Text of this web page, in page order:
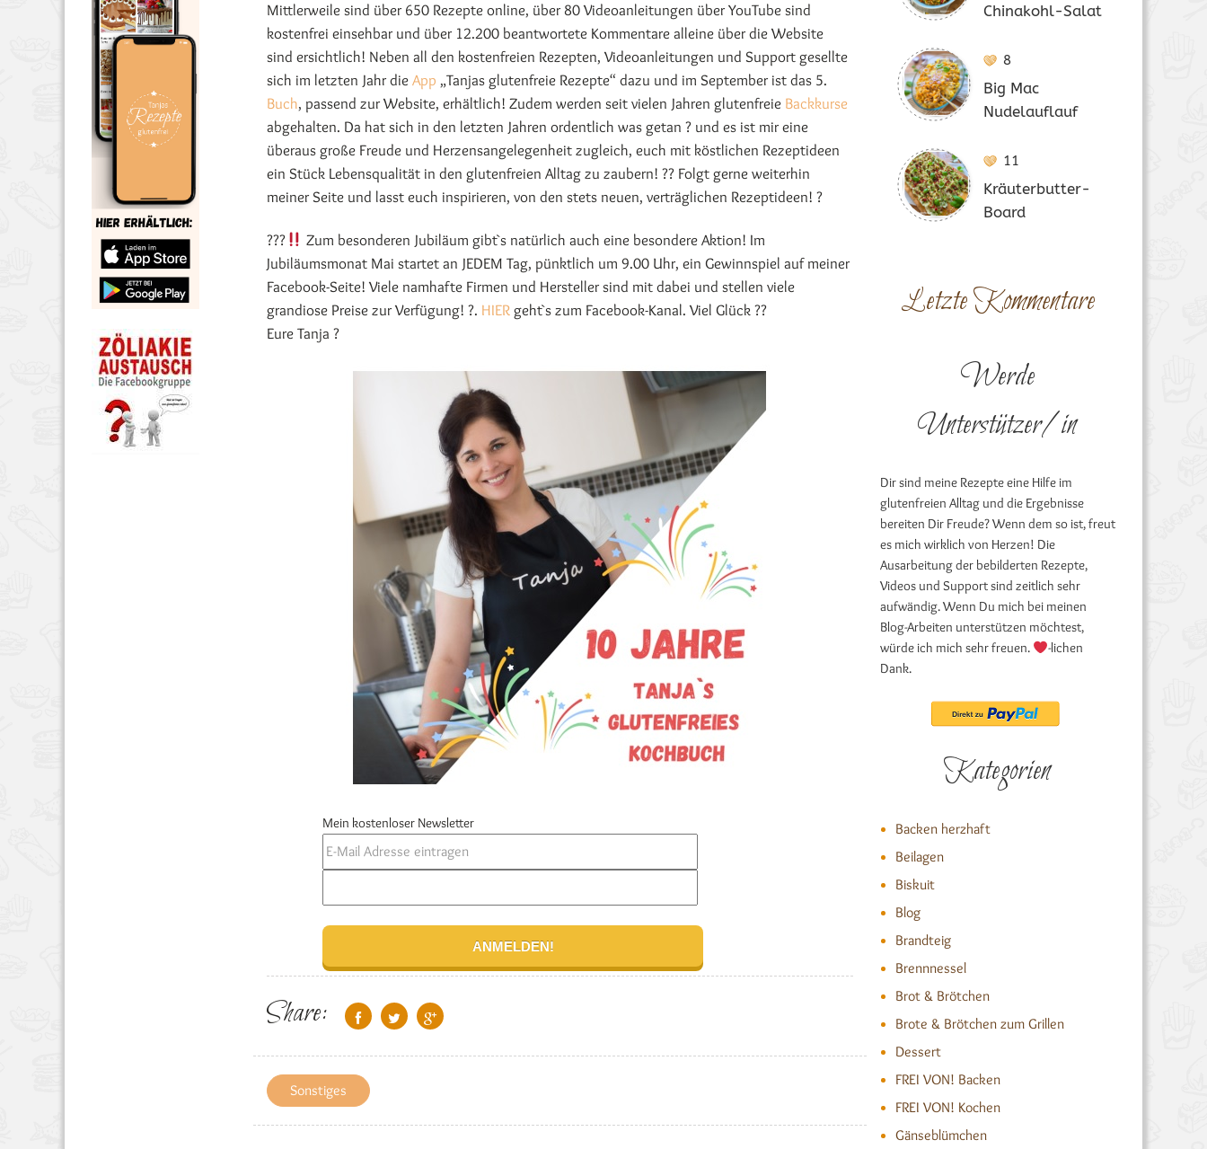
Mittlerweile sind über 650 Rezepte online, über 80 Videoanleitungen über YouTube sind
kostenfrei einsehbar und über 12.200 beantwortete Kommentare alleine über die Website
sind ersichtlich! Neben all den kostenfreien Rezepten, Videoanleitungen und Support gesellte
sich im letzten Jahr die App „Tanjas glutenfreie Rezepte“ dazu und im September ist das 5.
Buch, passend zur Website, erhältlich! Zudem werden seit vielen Jahren glutenfreie Backkurse
abgehalten. Da hat sich in den letzten Jahren ordentlich was getan ? und es ist mir eine
überaus große Freude und Herzensangelegenheit zugleich, euch mit köstlichen Rezeptideen
ein Stück Lebensqualität in den glutenfreien Alltag zu zaubern! ?? Folgt gerne weiterhin
meiner Seite und lasst euch inspirieren, von den stets neuen, verträglichen Rezeptideen! ?
???
Zum besonderen Jubiläum gibt`s natürlich auch eine besondere Aktion! Im
Jubiläumsmonat Mai startet an JEDEM Tag, pünktlich um 9.00 Uhr, ein Gewinnspiel auf meiner
Facebook-Seite! Viele namhafte Firmen und Hersteller sind mit dabei und stellen viele
grandiose Preise zur Verfügung! ?. HIER geht`s zum Facebook-Kanal. Viel Glück ??
Eure Tanja ?
Mein kostenloser Newsletter
Share:
Sonstiges
Chinakohl-Salat
8
Big Mac
Nudelauflauf
11
Kräuterbutter-
Board
Letzte Kommentare
Werde
Unterstützer/in
Dir sind meine Rezepte eine Hilfe im
glutenfreien Alltag und die Ergebnisse
bereiten Dir Freude? Wenn dem so ist, freut
es mich wirklich von Herzen! Die
Ausarbeitung der bebilderten Rezepte,
Videos und Support sind zeitlich sehr
aufwändig. Wenn Du mich bei meinen
Blog-Arbeiten unterstützen möchtest,
würde ich mich sehr freuen.
-lichen
Dank.
Kategorien
Backen herzhaft
Beilagen
Biskuit
Blog
Brandteig
Brennnessel
Brot & Brötchen
Brote & Brötchen zum Grillen
Dessert
FREI VON! Backen
FREI VON! Kochen
Gänseblümchen